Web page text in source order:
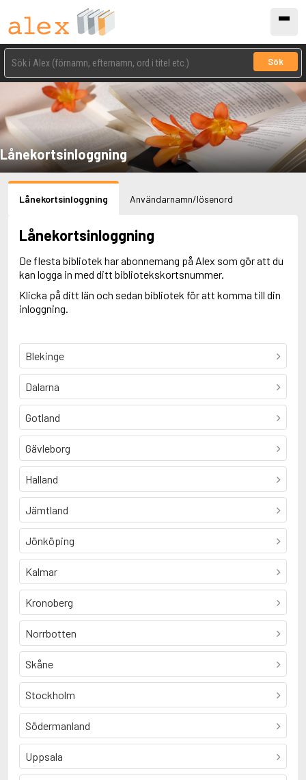
Sök
Lånekortsinloggning
Lånekortsinloggning Användarnamn/lösenord
Lånekortsinloggning
De flesta bibliotek har abonnemang på Alex som gör att du
kan logga in med ditt bibliotekskortsnummer.
Klicka på ditt län och sedan bibliotek för att komma till din
inloggning.
Blekinge
Dalarna
Gotland
Gävleborg
Halland
Jämtland
Jönköping
Kalmar
Kronoberg
Norrbotten
Skåne
Stockholm
Södermanland
Uppsala